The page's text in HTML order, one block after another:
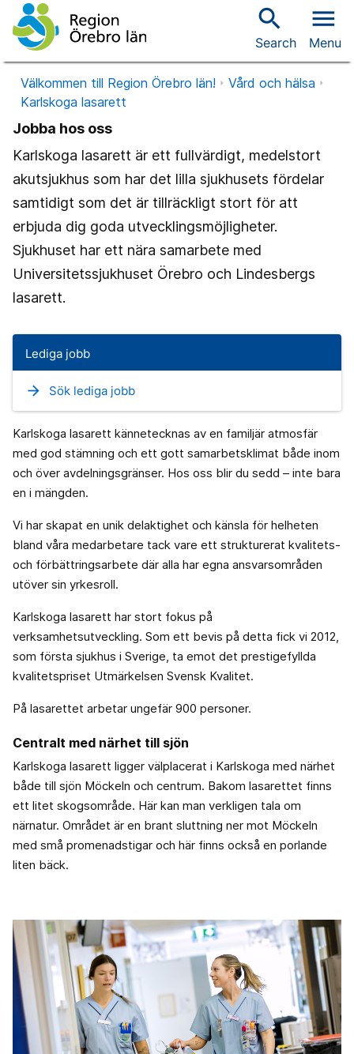
search
Search
menu
Menu
Välkommen till Region Örebro län!
Vård och hälsa
Karlskoga lasarett
Jobba hos oss
Karlskoga lasarett är ett fullvärdigt, medelstort
akutsjukhus som har det lilla sjukhusets fördelar
samtidigt som det är tillräckligt stort för att
erbjuda dig goda utvecklingsmöjligheter.
Sjukhuset har ett nära samarbete med
Universitetssjukhuset Örebro och Lindesbergs
lasarett.
Lediga jobb
arrow_forward Sök lediga jobb
Karlskoga lasarett kännetecknas av en familjär atmosfär
med god stämning och ett gott samarbetsklimat både inom
och över avdelningsgränser. Hos oss blir du sedd – inte bara
en i mängden.
Vi har skapat en unik delaktighet och känsla för helheten
bland våra medarbetare tack vare ett strukturerat kvalitets-
och förbättringsarbete där alla har egna ansvarsområden
utöver sin yrkesroll.
Karlskoga lasarett har stort fokus på
verksamhetsutveckling. Som ett bevis på detta fick vi 2012,
som första sjukhus i Sverige, ta emot det prestigefyllda
kvalitetspriset Utmärkelsen Svensk Kvalitet.
På lasarettet arbetar ungefär 900 personer.
Centralt med närhet till sjön
Karlskoga lasarett ligger välplacerat i Karlskoga med närhet
både till sjön Möckeln och centrum. Bakom lasarettet finns
ett litet skogsområde. Här kan man verkligen tala om
närnatur. Området är en brant sluttning ner mot Möckeln
med små promenadstigar och här finns också en porlande
liten bäck.